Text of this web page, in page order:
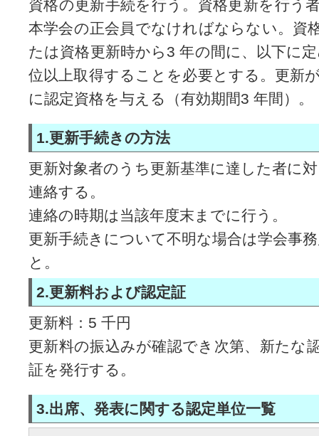
資格の更新手続を行う。資格更新を行う
本学会の正会員でなければならない。資
たは資格更新時から3 年の間に、以下に
位以上取得することを必要とする。更新
に認定資格を与える（有効期間3 年間）。
1.更新手続きの方法
更新対象者のうち更新基準に達した者に
連絡する。
連絡の時期は当該年度末までに行う。
更新手続きについて不明な場合は学会事
と。
2.更新料および認定証
更新料：5 千円
更新料の振込みが確認でき次第、新たな
証を発行する。
3.出席、発表に関する認定単位一覧